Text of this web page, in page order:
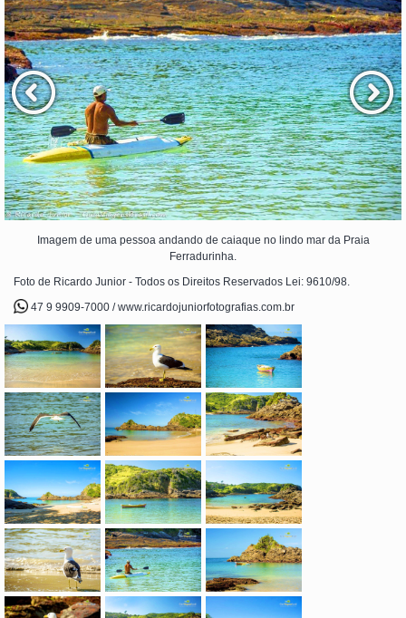
Imagem de uma pessoa andando de caiaque no lindo mar da Praia
Ferradurinha.
Foto de Ricardo Junior - Todos os Direitos Reservados Lei: 9610/98.
47 9 9909-7000 / www.ricardojuniorfotografias.com.br